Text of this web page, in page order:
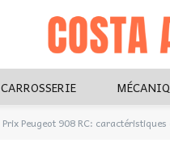
CARROSSERIE
Prix Peugeot 908 RC: